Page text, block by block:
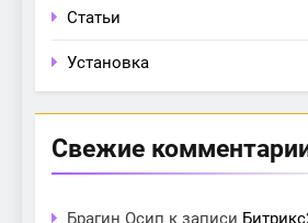
Статьи
Установка
Свежие
Брагин Осип к записи